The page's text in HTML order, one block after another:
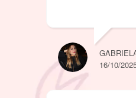
16/10/